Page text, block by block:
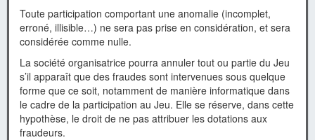
Toute participation comportant une anomalie (incomplet,
erroné, illisible…) ne sera pas prise en considération, et sera
considérée comme nulle.
La société organisatrice pourra annuler tout ou partie du Jeu
s’il apparaît que des fraudes sont intervenues sous quelque
forme que ce soit, notamment de manière informatique dans
le cadre de la participation au Jeu. Elle se réserve, dans cette
hypothèse, le droit de ne pas attribuer les dotations aux
fraudeurs.